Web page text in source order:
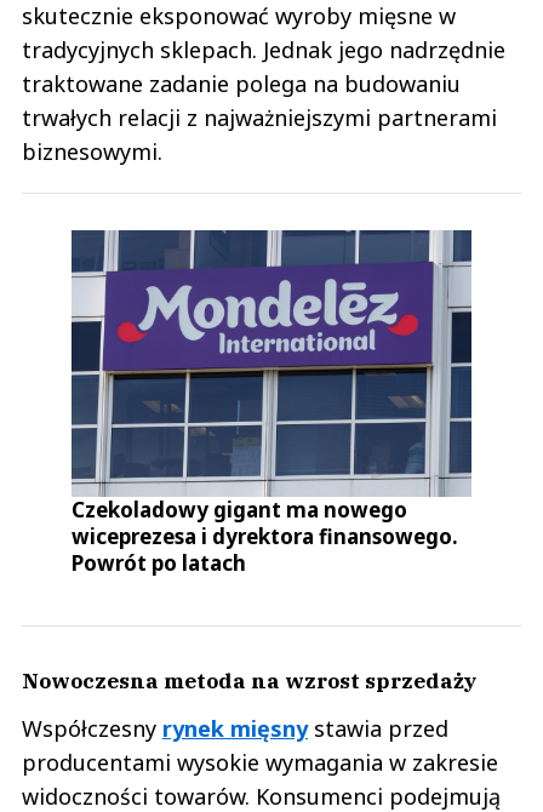
skutecznie eksponować wyroby mięsne w
tradycyjnych sklepach. Jednak jego nadrzędnie
traktowane zadanie polega na budowaniu
trwałych relacji z najważniejszymi partnerami
biznesowymi.
Czekoladowy gigant ma nowego
wiceprezesa i dyrektora finansowego.
Powrót po latach
Nowoczesna metoda na wzrost sprzedaży
Współczesny rynek mięsnystawia przed
producentami wysokie wymagania w zakresie
widoczności towarów. Konsumenci podejmują